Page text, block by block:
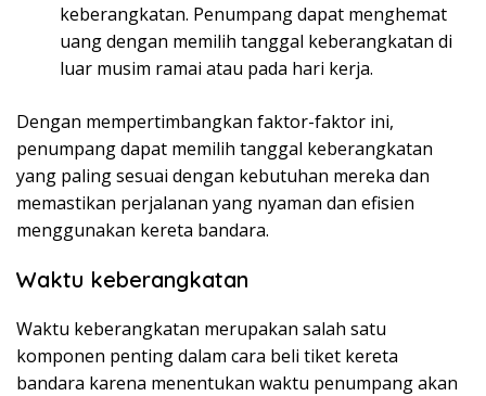
keberangkatan. Penumpang dapat menghemat
uang dengan memilih tanggal keberangkatan di
luar musim ramai atau pada hari kerja.
Dengan mempertimbangkan faktor-faktor ini,
penumpang dapat memilih tanggal keberangkatan
yang paling sesuai dengan kebutuhan mereka dan
memastikan perjalanan yang nyaman dan efisien
menggunakan kereta bandara.
Waktu keberangkatan
Waktu keberangkatan merupakan salah satu
komponen penting dalam cara beli tiket kereta
bandara karena menentukan waktu penumpang akan